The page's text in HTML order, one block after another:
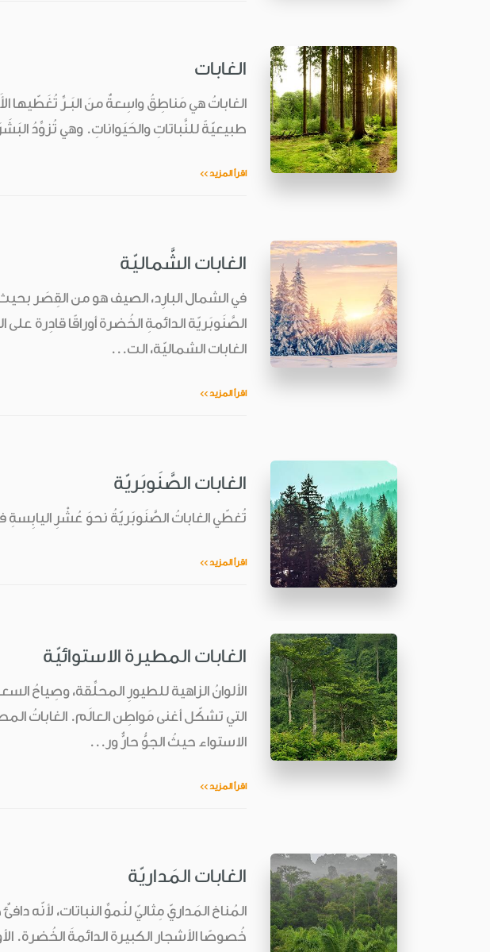
الغابات
الغاباتُ هي مَناطِقُ واسِعةٌ منَ البَـرِّ تُغَطّيها
طبيعيّةً للنَّباتاتِ والحَيَواناتِ. وهي تُزوِّدُ
اقرأ المزيد >>
الغابات الشَّماليّة
في الشمال البارِد، الصيف هو من القِصَر
الصَّنَوبَريّة الدائمةِ الخُضرة أوراقًا قادِرة
الغابات الشماليّة، الت...
اقرأ المزيد >>
الغابات الصَّنَوبَريّة
تُغطّي الغاباتُ الصَّنَوبَريّةُ نحوَ عُشْرِ
اقرأ المزيد >>
الغابات المطيرة الاستوائيّة
الألوانُ الزاهية للطيورِ المحلِّقة، وصِياحُ
التي تشكّل أغنى مَواطِن العالَم. الغاباتُ
الاستواء حيثُ الجوُّ حارٌّ ور...
اقرأ المزيد >>
الغابات المَداريّة
المُناخ المَداريّ مِثاليّ لنُموِّ النباتات، لأنّه
خُصوصًا الأشجار الكبيرة الدائمةَ الخُضرة.